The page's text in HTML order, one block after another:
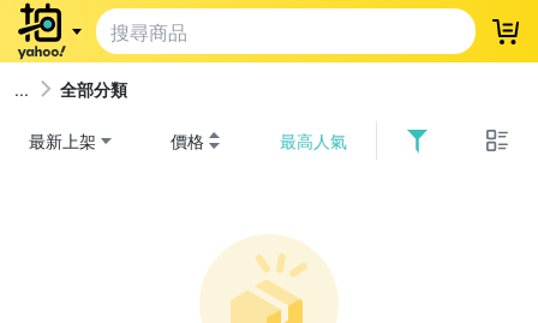
登
全部分類
最新上架 價格 最高人氣